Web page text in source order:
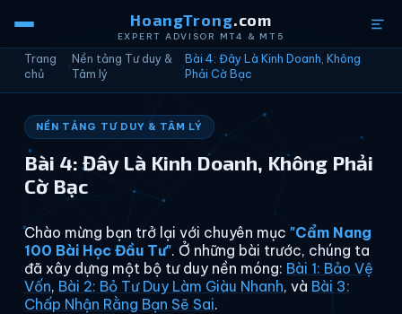
HoangTrong.com
EXPERT ADVISOR MT4 & MT5
Trang
chủ
›
Nền tảng Tư duy &
Tâm lý
›
Bài 4: Đây Là Kinh Doanh, Không
Phải Cờ Bạc
NỀN TẢNG TƯ DUY & TÂM LÝ
Bài 4: Đây Là Kinh Doanh, Không Phải
Cờ Bạc
Chào mừng bạn trở lại với chuyên mục "Cẩm Nang
100 Bài Học Đầu Tư". Ở những bài trước, chúng ta
đã xây dựng một bộ tư duy nền móng: Bài 1: Bảo Vệ
Vốn, Bài 2: Bỏ Tư Duy Làm Giàu Nhanh, và Bài 3:
Chấp Nhận Rằng Bạn Sẽ Sai.